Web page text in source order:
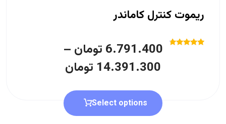
ریموت کنترل کاماندر
6.791.400 تومان –
14.391.300 تومان
Select options